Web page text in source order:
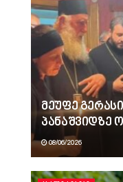
მეუფე
პანაშვიდზე
08/06/2026